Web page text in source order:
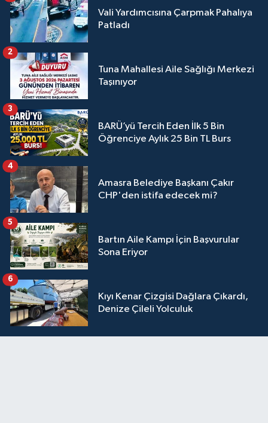
Vali Yardımcısına Çarpmak Pahalıya
Patladı
Tuna Mahallesi Aile Sağlığı Merkezi
Taşınıyor
2
BARÜ’yü Tercih Eden İlk 5 Bin
Öğrenciye Aylık 25 Bin TL Burs
3
Amasra Belediye Başkanı Çakır
CHP'den istifa edecek mi?
4
Bartın Aile Kampı İçin Başvurular
Sona Eriyor
5
Kıyı Kenar Çizgisi Dağlara Çıkardı,
Denize Çileli Yolculuk
6